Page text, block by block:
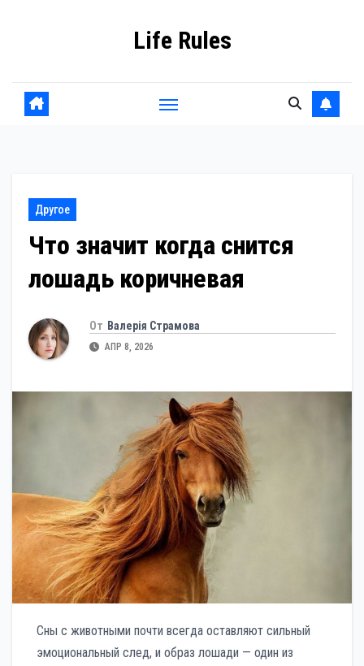
Life Rules
Другое
Что значит когда снится
лошадь коричневая
От Валерія Страмова
АПР 8, 2026
Сны с животными почти всегда оставляют сильный
эмоциональный след, и образ лошади — один из